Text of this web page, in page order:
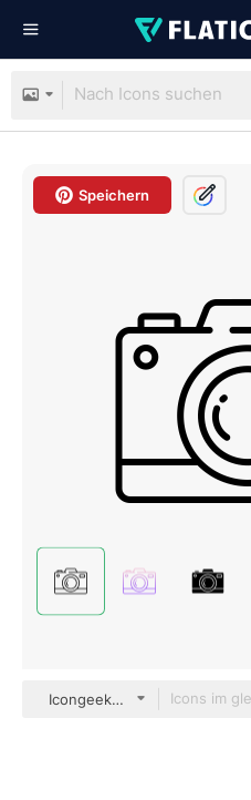
Speichern
Icongeek26 Outline